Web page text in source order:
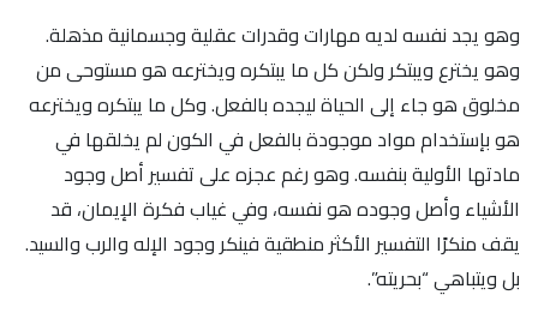
وهو يجد نفسه لديه مهارات وقدرات عقلية وجسمانية مذهلة.
وهو يخترع ويبتكر ولكن كل ما يبتكره ويخترعه هو مستوحى من
مخلوق هو جاء إلى الحياة ليجده بالفعل. وكل ما يبتكره ويخترعه
هو بإستخدام مواد موجودة بالفعل في الكون لم يخلقها في
مادتها الأولية بنفسه. وهو رغم عجزه على تفسير أصل وجود
الأشياء وأصل وجوده هو نفسه، وفي غياب فكرة الإيمان، قد
يقف منكرًا التفسير الأكثر منطقية فينكر وجود الإله والرب والسيد.
بل ويتباهي “بحريته”.